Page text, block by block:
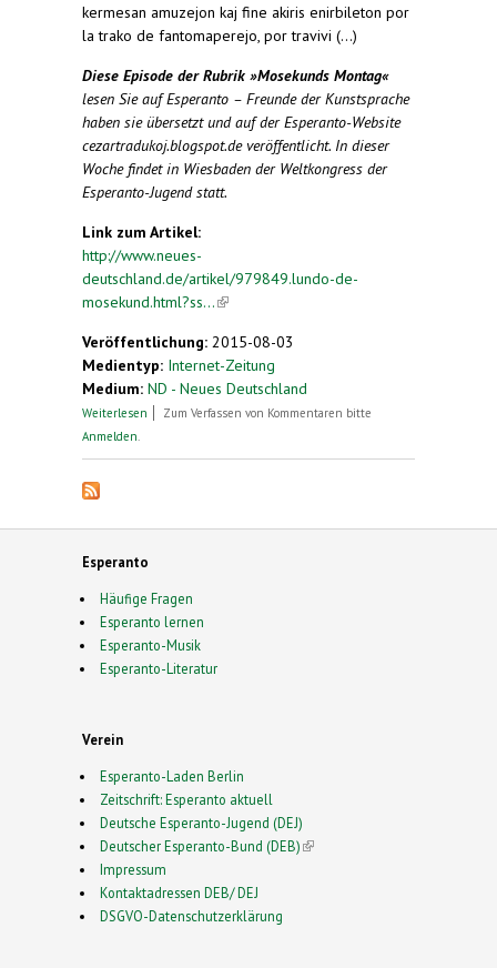
kermesan amuzejon kaj fine akiris enirbileton por
la trako de fantomaperejo, por travivi (...)
Diese Episode der Rubrik »Mosekunds Montag«
lesen Sie aufEsperanto – Freunde der Kunstsprache
haben sie übersetzt und auf derEsperanto-Website
cezartradukoj.blogspot.de veröffentlicht. In dieser
Woche findet in Wiesbaden der Weltkongress der
Esperanto-Jugend statt.
Link zum Artikel:
http://www.neues-
deutschland.de/artikel/979849.lundo-de-
mosekund.html?ss...(link is external)
Veröffentlichung: 2015-08-03
Medientyp: Internet-Zeitung
Medium: ND - Neues Deutschland
Weiterlesen über Lundo de Mosekund
Zum Verfassen von Kommentaren bitte
Anmelden
Esperanto
Häufige Fragen
Esperanto lernen
Esperanto-Musik
Esperanto-Literatur
Verein
Esperanto-Laden Berlin
Zeitschrift: Esperanto aktuell
Deutsche Esperanto-Jugend (DEJ)
Deutscher Esperanto-Bund (DEB)(link is external)
Impressum
Kontaktadressen DEB/ DEJ
DSGVO-Datenschutzerklärung